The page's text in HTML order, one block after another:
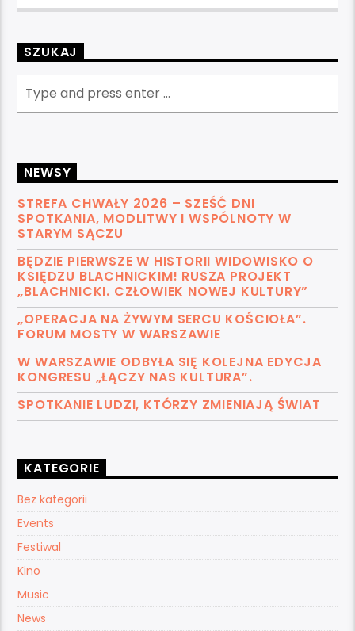
SZUKAJ
NEWSY
STREFA CHWAŁY 2026 – SZEŚĆ DNI
SPOTKANIA, MODLITWY I WSPÓLNOTY W
STARYM SĄCZU
BĘDZIE PIERWSZE W HISTORII WIDOWISKO O
KSIĘDZU BLACHNICKIM! RUSZA PROJEKT
„BLACHNICKI. CZŁOWIEK NOWEJ KULTURY”
„OPERACJA NA ŻYWYM SERCU KOŚCIOŁA”.
FORUM MOSTY W WARSZAWIE
W WARSZAWIE ODBYŁA SIĘ KOLEJNA EDYCJA
KONGRESU „ŁĄCZY NAS KULTURA”.
SPOTKANIE LUDZI, KTÓRZY ZMIENIAJĄ ŚWIAT
KATEGORIE
Bez kategorii
Events
Festiwal
Kino
Music
News